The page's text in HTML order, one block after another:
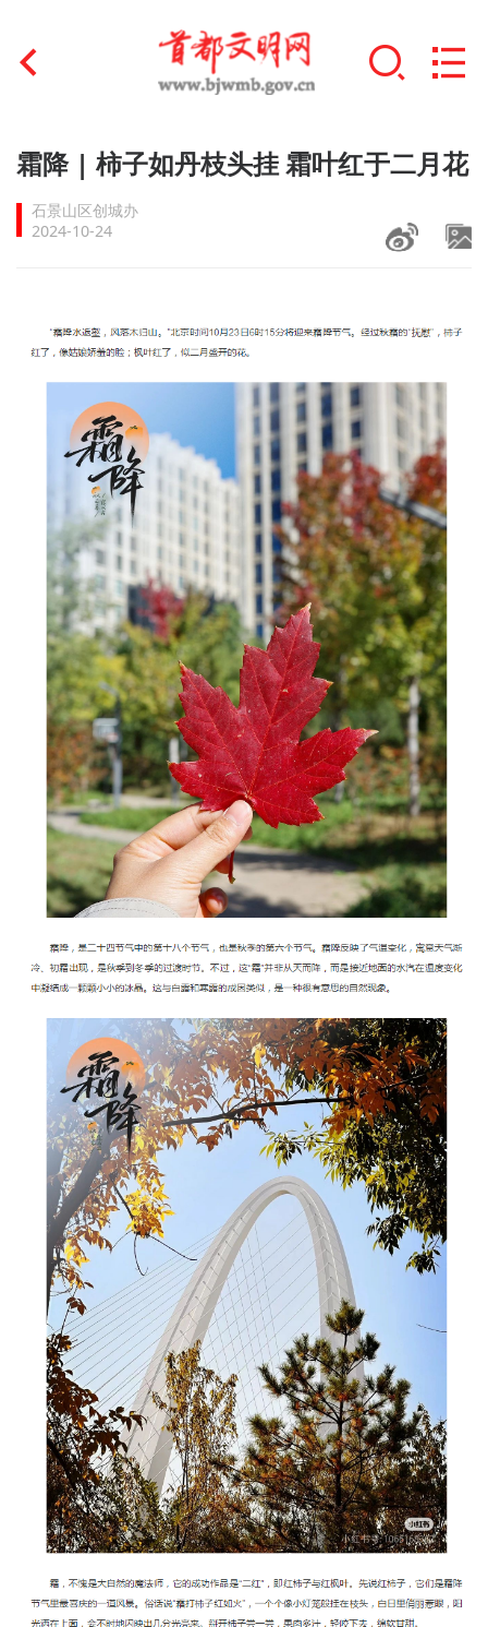
首页
文明创建
未成年人思想道德建设
榜样人物
身边好人
文明评论
北京宣传文化引导基金
宣传思想文化人才
专题
资料库
+
霜降 | 柿子如丹枝头挂 霜叶红于二月花
石景山区创城办
2024-10-24